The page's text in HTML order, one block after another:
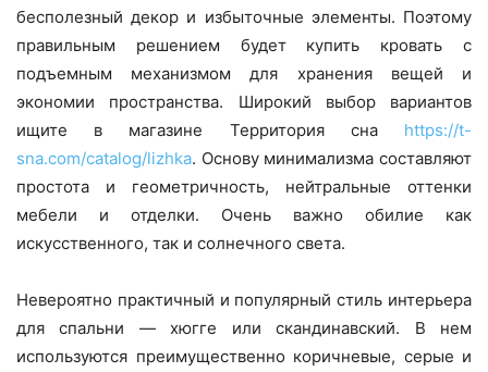
бесполезный декор и избыточные элементы. Поэтому
правильным решением будет купить кровать с
подъемным механизмом для хранения вещей и
экономии пространства. Широкий выбор вариантов
ищите в магазине Территория сна https://t-
sna.com/catalog/lizhka. Основу минимализма составляют
простота и геометричность, нейтральные оттенки
мебели и отделки. Очень важно обилие как
искусственного, так и солнечного света.
Невероятно практичный и популярный стиль интерьера
для спальни — хюгге или скандинавский. В нем
используются преимущественно коричневые, серые и